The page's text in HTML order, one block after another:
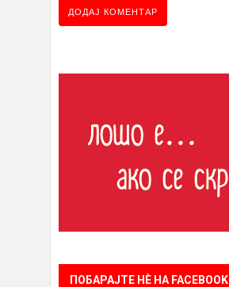
ПОБАРАЈТЕ НÈ НА FACEBOOK